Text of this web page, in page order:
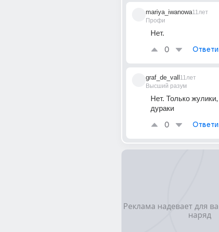
mariya_iwanowa
Профи
11лет
Нет.
0
graf_de_vall
Высший разум
11лет
Нет. Только
дураки
0